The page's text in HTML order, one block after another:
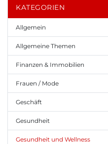
KATEGORIEN
Allgemein
Allgemeine Themen
Finanzen & Immobilien
Frauen / Mode
Geschäft
Gesundheit
Gesundheit und Wellness